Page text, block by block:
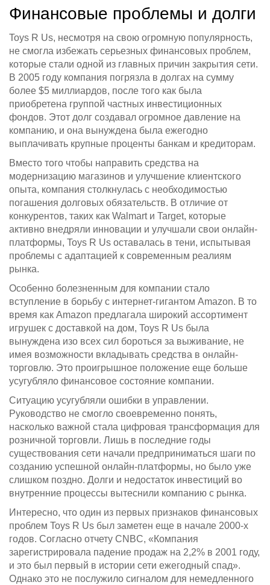
Финансовые проблемы и долги
Toys R Us, несмотря на свою огромную популярность,
не смогла избежать серьезных финансовых проблем,
которые стали одной из главных причин закрытия сети.
В 2005 году компания погрязла в долгах на сумму
более $5 миллиардов, после того как была
приобретена группой частных инвестиционных
фондов. Этот долг создавал огромное давление на
компанию, и она вынуждена была ежегодно
выплачивать крупные проценты банкам и кредиторам.
Вместо того чтобы направить средства на
модернизацию магазинов и улучшение клиентского
опыта, компания столкнулась с необходимостью
погашения долговых обязательств. В отличие от
конкурентов, таких как Walmart и Target, которые
активно внедряли инновации и улучшали свои онлайн-
платформы, Toys R Us оставалась в тени, испытывая
проблемы с адаптацией к современным реалиям
рынка.
Особенно болезненным для компании стало
вступление в борьбу с интернет-гигантом Amazon. В то
время как Amazon предлагала широкий ассортимент
игрушек с доставкой на дом, Toys R Us была
вынуждена изо всех сил бороться за выживание, не
имея возможности вкладывать средства в онлайн-
торговлю. Это проигрышное положение еще больше
усугубляло финансовое состояние компании.
Ситуацию усугубляли ошибки в управлении.
Руководство не смогло своевременно понять,
насколько важной стала цифровая трансформация для
розничной торговли. Лишь в последние годы
существования сети начали предприниматься шаги по
созданию успешной онлайн-платформы, но было уже
слишком поздно. Долги и недостаток инвестиций во
внутренние процессы вытеснили компанию с рынка.
Интересно, что один из первых признаков финансовых
проблем Toys R Us был заметен еще в начале 2000-х
годов. Согласно отчету CNBC, «Компания
зарегистрировала падение продаж на 2,2% в 2001 году,
и это был первый в истории сети ежегодный спад».
Однако это не послужило сигналом для немедленного